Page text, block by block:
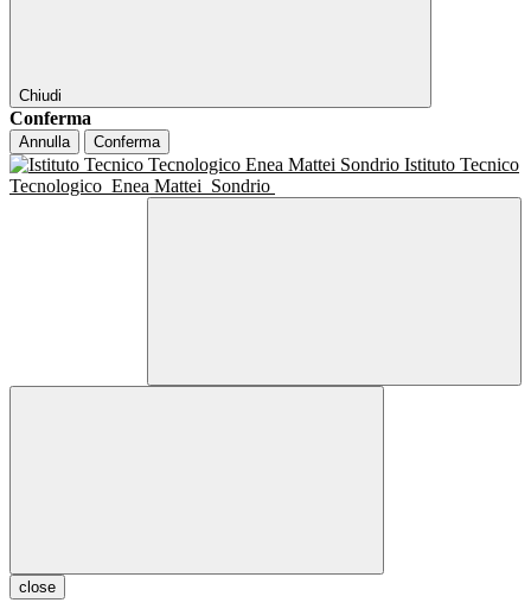
Chiudi
Conferma
Annulla Conferma
Istituto Tecnico
Tecnologico Enea Mattei Sondrio
close